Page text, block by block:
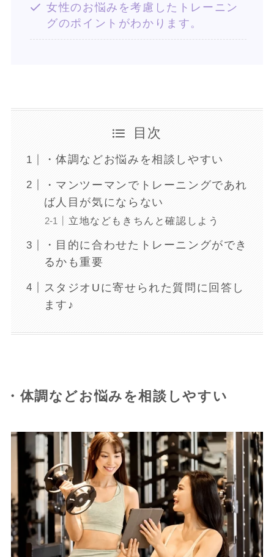
女性のお悩みを考慮したトレーニン
グのポイントがわかります。
目次
・体調などお悩みを相談しやすい
・マンツーマンでトレーニングであれ
ば人目が気にならない
立地などもきちんと確認しよう
・目的に合わせたトレーニングができ
るかも重要
スタジオUに寄せられた質問に回答し
ます♪
・体調などお悩みを相談しやすい